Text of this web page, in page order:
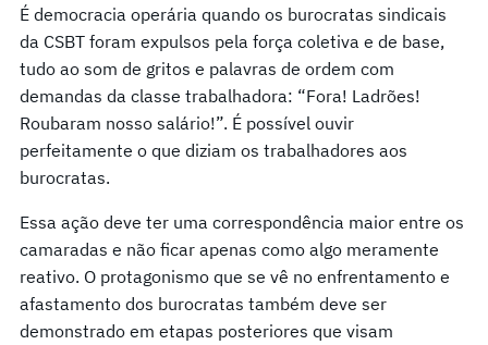
É democracia operária quando os burocratas sindicais
da CSBT foram expulsos pela força coletiva e de base,
tudo ao som de gritos e palavras de ordem com
demandas da classe trabalhadora: “Fora! Ladrões!
Roubaram nosso salário!”. É possível ouvir
perfeitamente o que diziam os trabalhadores aos
burocratas.
Essa ação deve ter uma correspondência maior entre os
camaradas e não ficar apenas como algo meramente
reativo. O protagonismo que se vê no enfrentamento e
afastamento dos burocratas também deve ser
demonstrado em etapas posteriores que visam